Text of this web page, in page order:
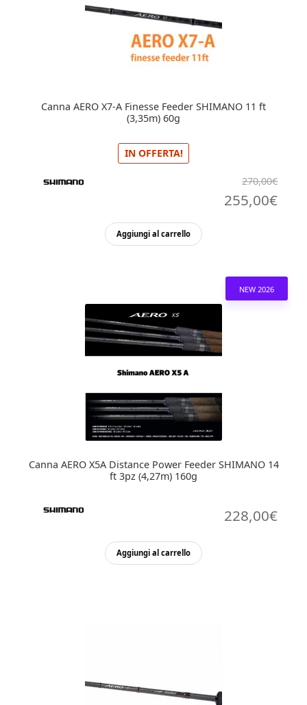
Canna AERO X7-A Finesse Feeder SHIMANO 11 ft
(3,35m) 60g
IN OFFERTA!
270,00€
270,00€.
255,00€Il
Aggiungi al carrello
NEW 2026
Canna AERO X5A Distance Power Feeder SHIMANO 14
ft 3pz (4,27m) 160g
228,00€
Aggiungi al carrello